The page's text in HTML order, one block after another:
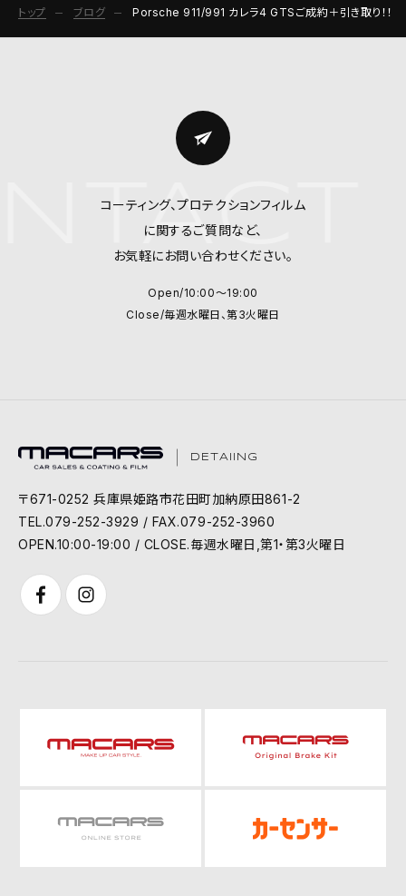
トップ ブログ Porsche 911/991 カレラ4 GTSご成約＋引き取り！！
コーティング、プロテクションフィルム
に関するご質問など、
お気軽にお問い合わせください。
Open/10:00～19:00
Close/毎週水曜日、第3火曜日
DETAIING
〒671-0252 兵庫県姫路市花田町加納原田861-2
TEL.079-252-3929 / FAX.079-252-3960
OPEN.10:00-19:00 / CLOSE.毎週水曜日,第1・第3火曜日